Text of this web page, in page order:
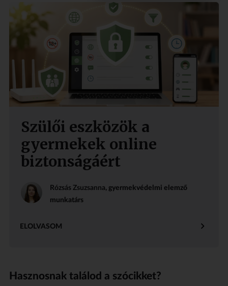
Szülői eszközök a
gyermekek online
biztonságáért
Rózsás Zsuzsanna, gyermekvédelmi elemző
munkatárs
ELOLVASOM
Hasznosnak találod a szócikket?